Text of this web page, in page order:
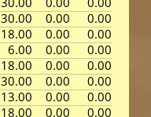
30.00 0.00
0.00
18.00 0.00
0.00
6.00 0.00
0.00
18.00 0.00
0.00
30.00 0.00
0.00
13.00 0.00
0.00
18.00 0.00 0.00